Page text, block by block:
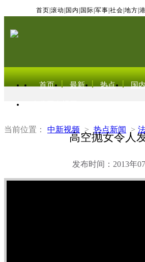
首页 滚动 国内 国际 军事 社会 地方
首页 最新 热点 国
当前位置： 中新视频 > 热点新闻 >
高空抛女令人
发布时间：2013年